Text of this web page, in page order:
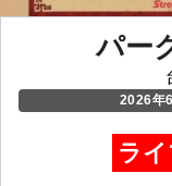
パー
2026年
ラ